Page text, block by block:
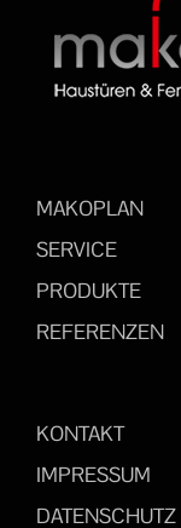
MAKOPLAN
SERVICE
PRODUKTE
REFERENZEN
KONTAKT
IMPRESSUM
DATENSCHUTZ